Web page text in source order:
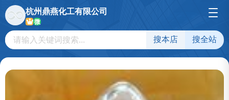
杭州鼎燕化工有限公司
微
搜本店 搜全站